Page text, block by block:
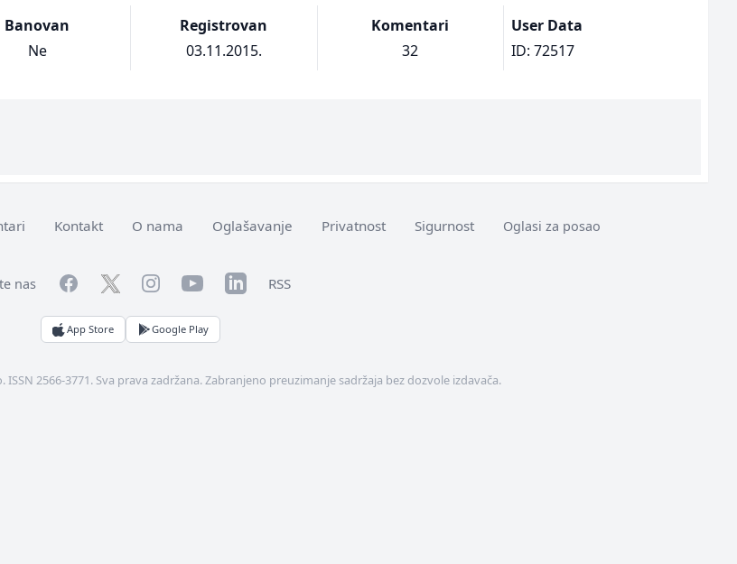
Banovan
Ne
Registrovan
03.11.2015.
Komentari
32
User Data
ID: 72517
Kontakt O nama Oglašavanje Privatnost Sigurnost Oglasi za posao
nas FacebookTwitterInstagramYouTubeLinkedInRSS
App Store Google Play
2566-3771. Sva prava zadržana. Zabranjeno preuzimanje sadržaja bez dozvole izdavača.